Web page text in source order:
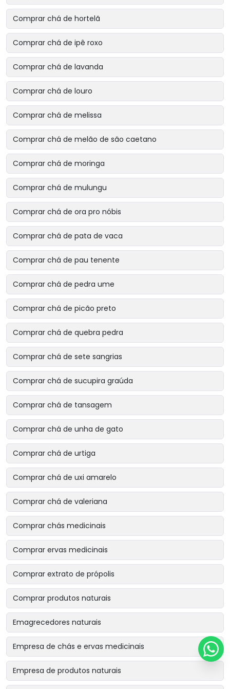
Comprar chá de hortelã
Comprar chá de ipê roxo
Comprar chá de lavanda
Comprar chá de louro
Comprar chá de melissa
Comprar chá de melão de são caetano
Comprar chá de moringa
Comprar chá de mulungu
Comprar chá de ora pro nóbis
Comprar chá de pata de vaca
Comprar chá de pau tenente
Comprar chá de pedra ume
Comprar chá de picão preto
Comprar chá de quebra pedra
Comprar chá de sete sangrias
Comprar chá de sucupira graúda
Comprar chá de tansagem
Comprar chá de unha de gato
Comprar chá de urtiga
Comprar chá de uxi amarelo
Comprar chá de valeriana
Comprar chás medicinais
Comprar ervas medicinais
Comprar extrato de própolis
Comprar produtos naturais
Emagrecedores naturais
Empresa de chás e ervas medicinais
Empresa de produtos naturais